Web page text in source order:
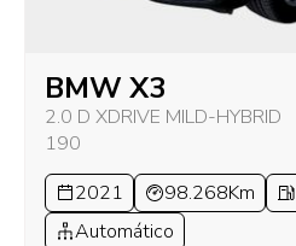
BMW X3
2.0 D XDRIVE MILD-HYBRID
190
2021 98.268Km
Automático